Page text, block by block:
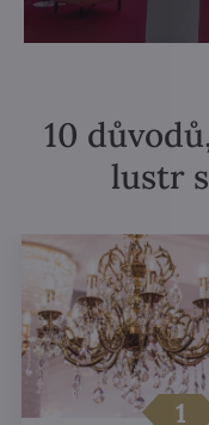
10
lustr